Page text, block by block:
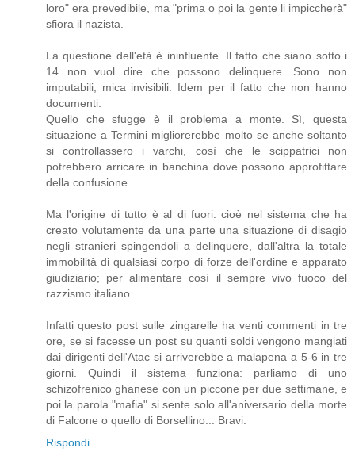
loro" era prevedibile, ma "prima o poi la gente li impiccherà"
sfiora il nazista.
La questione dell'età è ininfluente. Il fatto che siano sotto i
14 non vuol dire che possono delinquere. Sono non
imputabili, mica invisibili. Idem per il fatto che non hanno
documenti.
Quello che sfugge è il problema a monte. Sì, questa
situazione a Termini migliorerebbe molto se anche soltanto
si controllassero i varchi, così che le scippatrici non
potrebbero arricare in banchina dove possono approfittare
della confusione.
Ma l'origine di tutto è al di fuori: cioè nel sistema che ha
creato volutamente da una parte una situazione di disagio
negli stranieri spingendoli a delinquere, dall'altra la totale
immobilità di qualsiasi corpo di forze dell'ordine e apparato
giudiziario; per alimentare così il sempre vivo fuoco del
razzismo italiano.
Infatti questo post sulle zingarelle ha venti commenti in tre
ore, se si facesse un post su quanti soldi vengono mangiati
dai dirigenti dell'Atac si arriverebbe a malapena a 5-6 in tre
giorni. Quindi il sistema funziona: parliamo di uno
schizofrenico ghanese con un piccone per due settimane, e
poi la parola "mafia" si sente solo all'aniversario della morte
di Falcone o quello di Borsellino... Bravi.
Rispondi